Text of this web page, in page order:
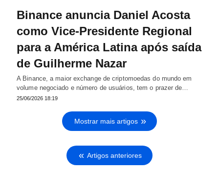
Binance anuncia Daniel Acosta
como Vice-Presidente Regional
para a América Latina após saída
de Guilherme Nazar
A Binance, a maior exchange de criptomoedas do mundo em
volume negociado e número de usuários, tem o prazer de…
25/06/2026 18:19
Mostrar mais artigos
Artigos anteriores